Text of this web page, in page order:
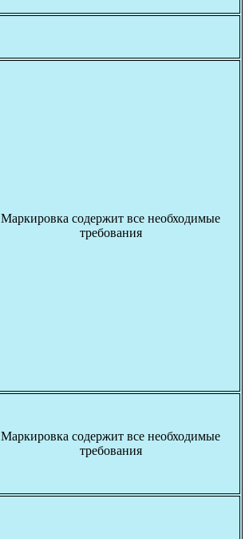
Маркировка содержит все необходимые
требования
Маркировка содержит все необходимые
требования